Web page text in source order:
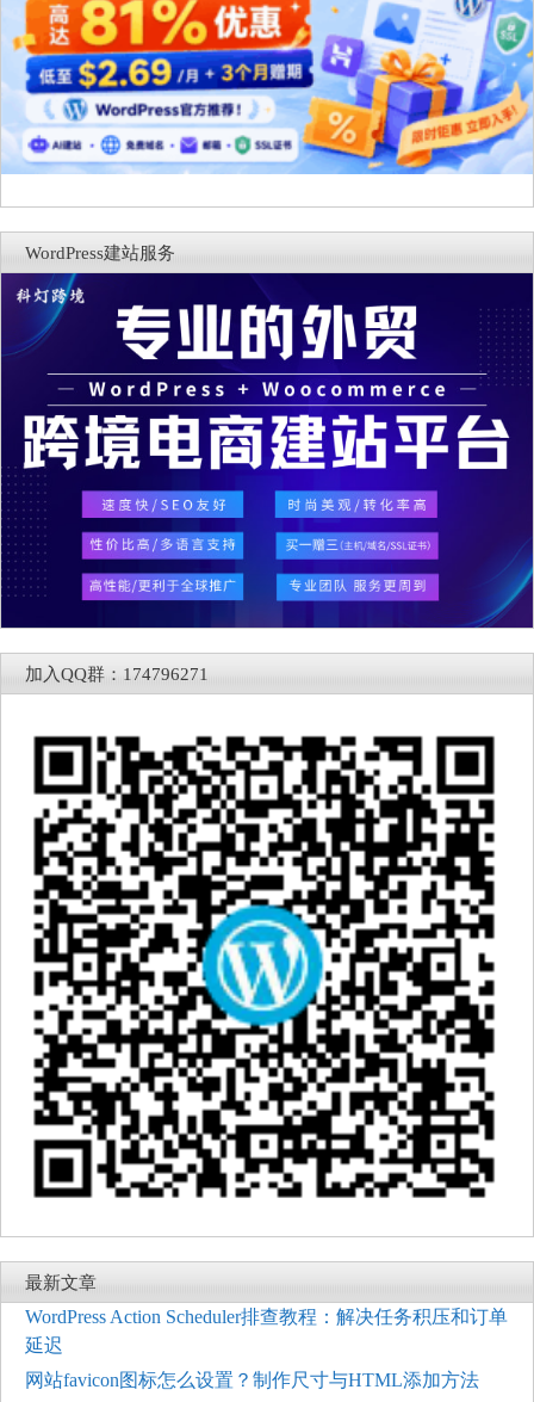
WordPress建站服务
加入QQ群：174796271
最新文章
WordPress Action Scheduler排查教程：解决任务积压和订单
延迟
网站favicon图标怎么设置？制作尺寸与HTML添加方法